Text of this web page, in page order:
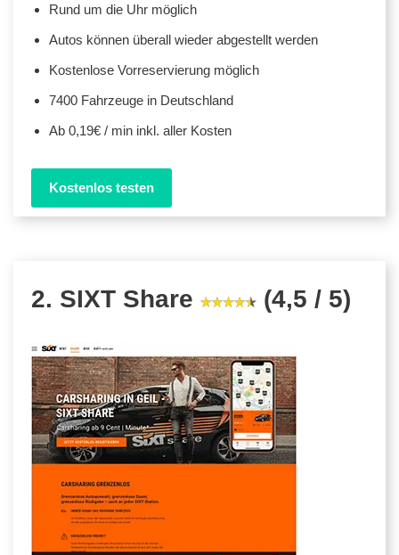
Rund um die Uhr möglich
Autos können überall wieder abgestellt werden
Kostenlose Vorreservierung möglich
7400 Fahrzeuge in Deutschland
Ab 0,19€ / min inkl. aller Kosten
Kostenlos testen
2. SIXT Share (4,5 / 5)